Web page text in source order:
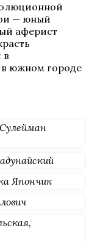
— юный
аферист
в
в южном городе
Япончик